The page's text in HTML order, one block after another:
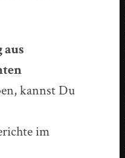
kannst Du
im